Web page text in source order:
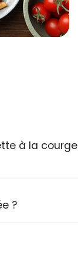
à la courge
?